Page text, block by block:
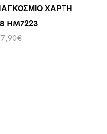
ΧΑΡΤΗ
HM7223
€